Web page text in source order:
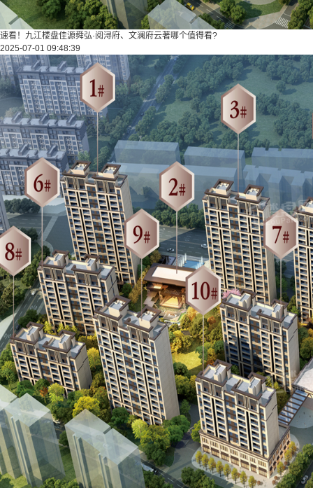
速看！九江楼盘佳源舜弘·阅浔府、文澜府云著哪个值得看?
2025-07-01 09:48:39